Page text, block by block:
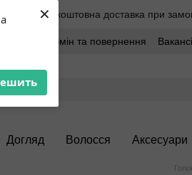
×
Безкоштовна доставка при
Обмін та повернення
Догляд Волосся Аксесуари